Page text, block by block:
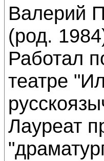
Валерий
(род.
Работал
театре
Лауреат